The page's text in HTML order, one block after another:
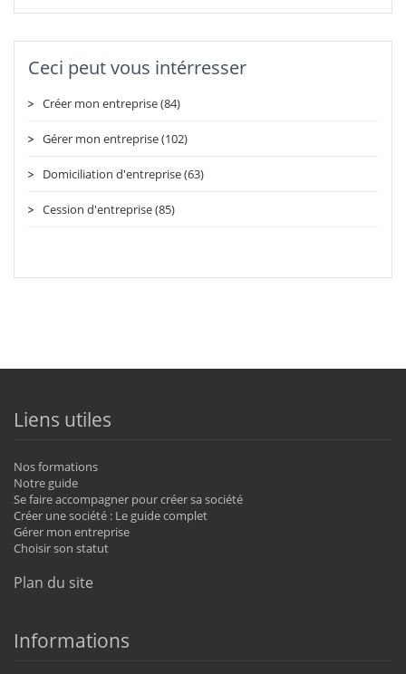
Ceci peut vous intérresser
Créer mon entreprise (84)
Gérer mon entreprise (102)
Domiciliation d'entreprise (63)
Cession d'entreprise (85)
Liens utiles
Nos formations
Notre guide
Se faire accompagner pour créer sa société
Créer une société : Le guide complet
Gérer mon entreprise
Choisir son statut
Plan du site
Informations